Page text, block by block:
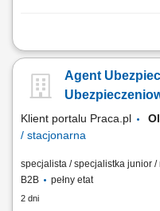
Opis stanowiska: Rozwijanie
ubezpieczeń na życie,
Budowanie długofalowych
Agent
Klient portalu Praca.pl
/ stacjonarna
specjalista / specjalistka junior /
B2B
pełny etat
2 dni